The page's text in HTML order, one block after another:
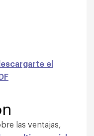
el
las ventajas,